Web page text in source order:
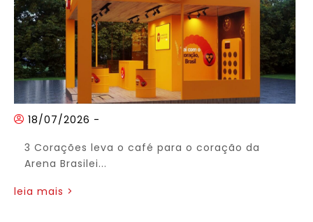
18/07/2026 -
3 Corações leva o café para o coração da
Arena Brasilei...
leia mais >